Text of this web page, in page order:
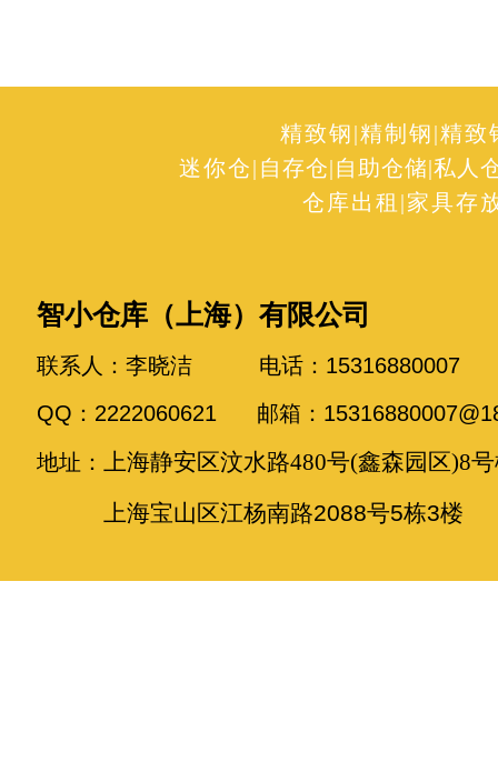
精致钢|精制钢|精致
迷你仓| 自存仓|自助仓储|私人
仓库出租 |家具存
智小仓库（上海）有限公司
联系人：李晓洁 电话：15316880007
QQ：2222060621 邮箱：
地址： 上海静安区汶水路480号(鑫森园区)8
上海宝山区江杨南路2088号5栋3楼